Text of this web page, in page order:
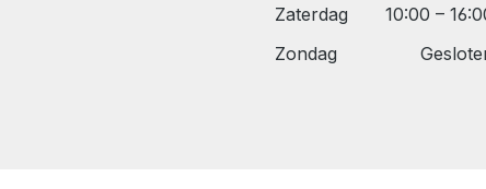
Zaterdag
10:00 –
Zondag